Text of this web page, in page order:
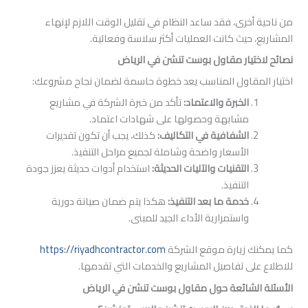
فقد ساعد النظام في تقليل الوقت اللازم لإنهاء
كانت العمليات أكثر سلاسة وفعالية.
مقاول بوست تنشن في الرياض
المناسب يعد خطوة حاسمة لضمان نجاح مشروعك:
الخبرة والاعتماد:تأكد من خبرة الشركة في مشاريع
مشابهة وحصولها على شهادات اعتماد.
الشفافية في التكاليف:كذلك، يجب أن تكون تقديرات
الأسعار واضحة وشاملة لجميع مراحل التنفيذ.
التقنيات والآليات الحديثة:استخدام أدوات حديثة يعزز جودة
خدمة ما بعد التنفيذ:هكذا يتم ضمان صيانة دورية
واستمرارية الأداء الجيد للمبنى.
موقع الشركةhttps://riyadhcontractor.com
تفاصيل المشاريع والخدمات التي تقدمها.
حول مقاول بوست تنشن في الرياض